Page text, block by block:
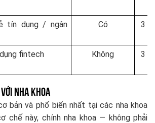
tín dụng / ngân
Có 3 –
fintech Không 3 –
Nha Khoa
bản và phổ biến nhất tại các nha khoa
chế này, chính nha khoa — không phải